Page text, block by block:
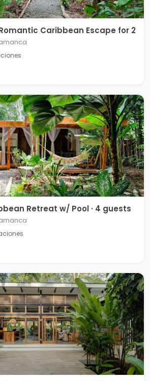
Romantic Caribbean Escape for 2
Retreat w/ Pool · 4 guests